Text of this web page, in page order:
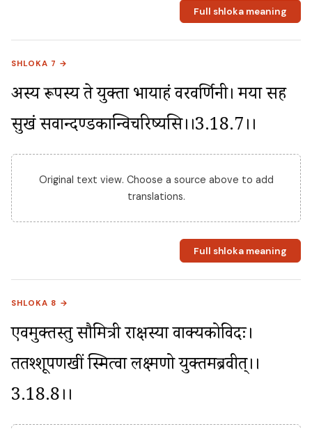
Full shloka meaning
SHLOKA 7 →
अस्य रूपस्य ते युक्ता भार्याहं वरवर्णिनी। मया सह
सुखं सर्वान्दण्डकान्विचरिष्यसि।।3.18.7।।
Original text view. Choose a source above to add
translations.
Full shloka meaning
SHLOKA 8 →
एवमुक्तस्तु सौमित्री राक्षस्या वाक्यकोविदः।
ततश्शूर्पणखीं स्मित्वा लक्ष्मणो युक्तमब्रवीत्।।
3.18.8।।